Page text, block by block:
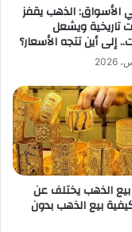
الذهب يقفز
تاريخية ويشعل
إلى أين تتجه الأسعار؟
الذهب يختلف عن
بيع الذهب بدون